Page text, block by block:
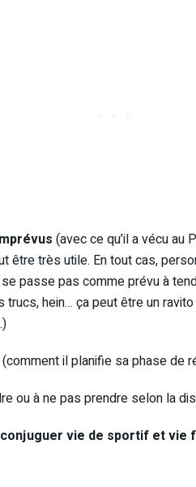
(avec ce qu’il a vécu au
être très utile. En tout cas,
passe pas comme prévu à
hein… ça peut être un
(comment il planifie sa phase de
ou à ne pas prendre selon la
vie de sportif et vie